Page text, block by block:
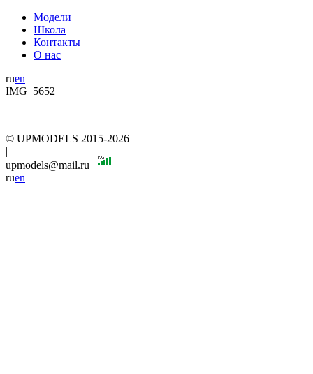
Модели
Школа
Контакты
О нас
ruen
IMG_5652
© UPMODELS 2015-2026
|
upmodels@mail.ru
ruen